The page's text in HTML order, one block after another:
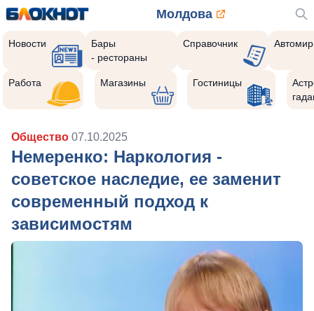
Молдова
Новости
Бары
- рестораны
Справочник Автомир
Работа Магазины Гостиницы
Общество 07.10.2025
Немеренко: Наркология -
советское наследие, ее заменит
современный подход к
зависимостям